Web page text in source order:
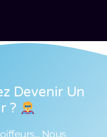
Devenir Un
?
Nous